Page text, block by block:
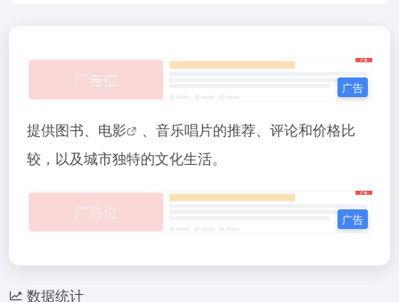
提供图书、 电影
、音乐唱片的推荐、评论和价格比
较，以及城市独特的文化生活。
数据统计